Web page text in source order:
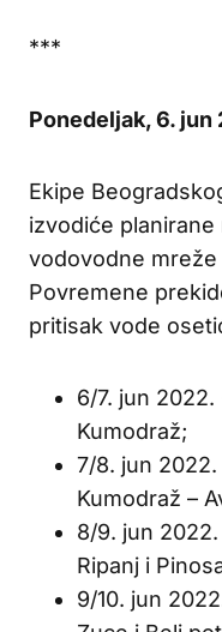
***
Ponedeljak, 6. jun
Ekipe
izvodiće
vodovodne
Povremene
pritisak vode
6/7. jun
Kumodraž;
7/8. jun
Kumodraž –
8/9. jun
Ripanj i
9/10. jun